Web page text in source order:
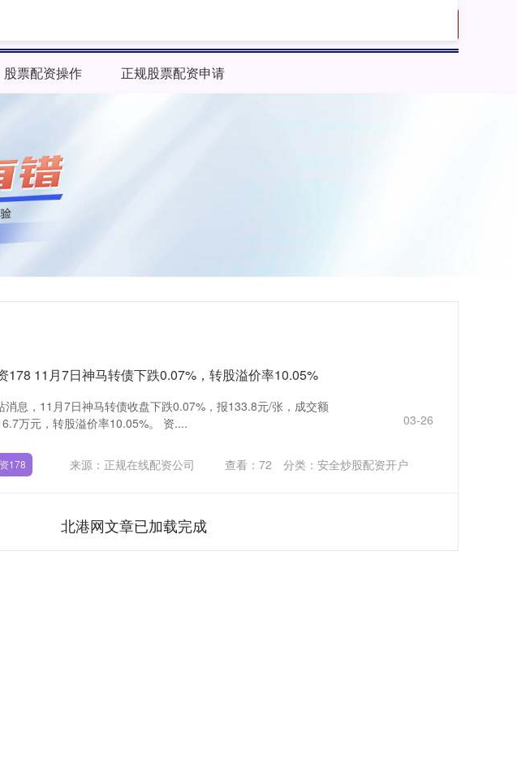
股票配资操作 正规股票配资申请
178 11月7日神马转债下跌0.07%，转股溢价率10.05%
消息，11月7日神马转债收盘下跌0.07%，报133.8元/张，成交额
万元，转股溢价率10.05%。 资....
03-26
178 来源：正规在线配资公司 查看： 72 分类： 安全炒股配资开户
北港网文章已加载完成